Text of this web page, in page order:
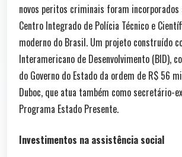
novos peritos criminais foram incorporados
Centro Integrado de Polícia Técnico e
moderno do Brasil. Um projeto construído
Interamericano de Desenvolvimento (BID),
do Governo do Estado da ordem de R$ 56
Duboc, que atua também como secretário-
Programa Estado Presente.
Investimentos na assistência social